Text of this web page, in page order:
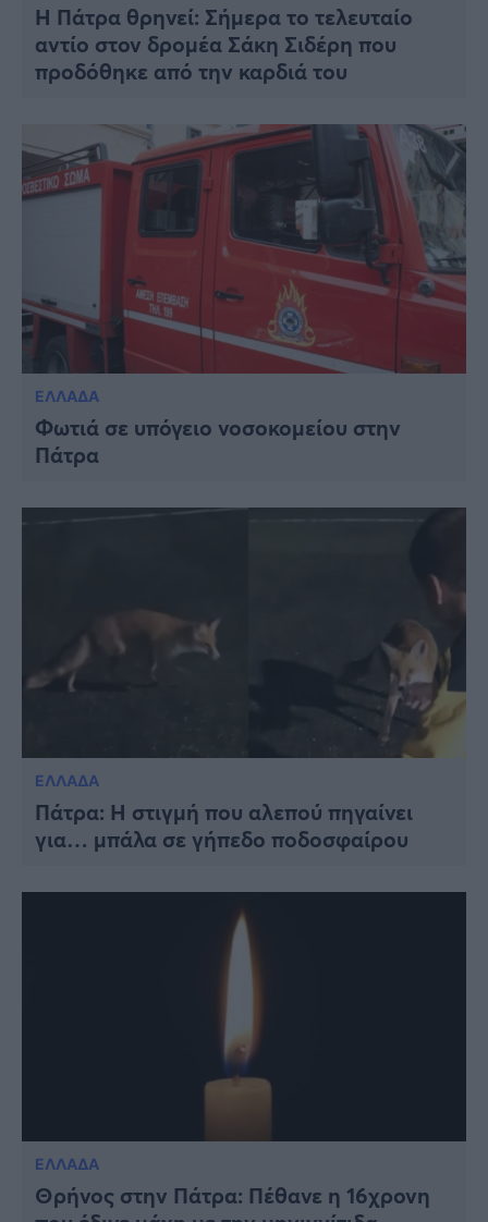
Η Πάτρα θρηνεί: Σήμερα το τελευταίο
αντίο στον δρομέα Σάκη Σιδέρη που
προδόθηκε από την καρδιά του
ΕΛΛΑΔΑ
Φωτιά σε υπόγειο νοσοκομείου στην
Πάτρα
ΕΛΛΑΔΑ
Πάτρα: Η στιγμή που αλεπού πηγαίνει
για… μπάλα σε γήπεδο ποδοσφαίρου
ΕΛΛΑΔΑ
Θρήνος στην Πάτρα: Πέθανε η 16χρονη